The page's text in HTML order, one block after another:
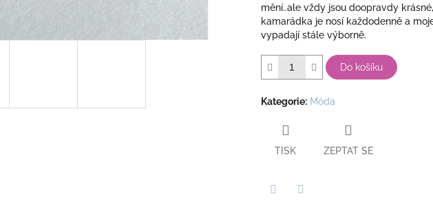
mění..ale vždy jsou doopravdy
kamarádka je nosí každodenně a
vypadají stále výborně.
Do košíku
Kategorie: Móda
TISK ZEPTAT SE